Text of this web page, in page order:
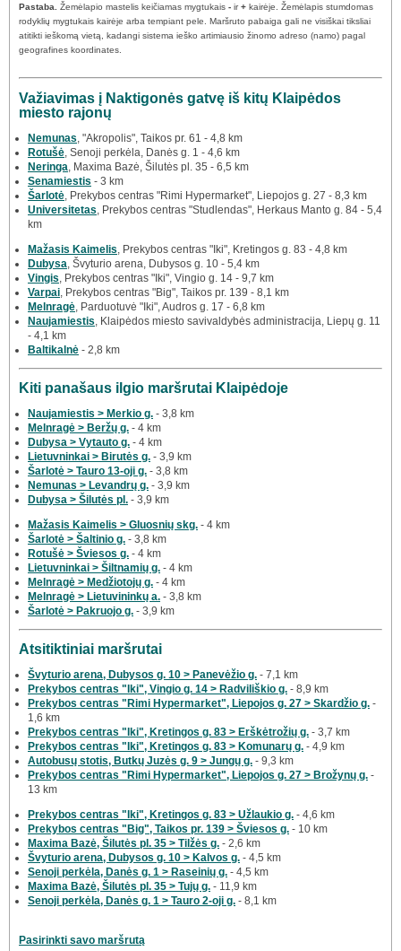
Pastaba. Žemėlapio mastelis keičiamas mygtukais - ir+ kairėje. Žemėlapis stumdomas
rodyklių mygtukais kairėje arba tempiant pele. Maršruto pabaiga gali ne visiškai tiksliai
atitikti ieškomą vietą, kadangi sistema ieško artimiausio žinomo adreso (namo) pagal
geografines koordinates.
Važiavimas į Naktigonės gatvę iš kitų Klaipėdos
miesto rajonų
Nemunas , "Akropolis", Taikos pr. 61 - 4,8 km
Rotušė , Senoji perkėla, Danės g. 1 - 4,6 km
Neringa , Maxima Bazė, Šilutės pl. 35 - 6,5 km
Senamiestis - 3 km
Šarlotė , Prekybos centras "Rimi Hypermarket", Liepojos g. 27 - 8,3 km
Universitetas , Prekybos centras "Studlendas", Herkaus Manto g. 84 - 5,4
km
Mažasis Kaimelis , Prekybos centras "Iki", Kretingos g. 83 - 4,8 km
Dubysa , Švyturio arena, Dubysos g. 10 - 5,4 km
Vingis , Prekybos centras "Iki", Vingio g. 14 - 9,7 km
Varpai , Prekybos centras "Big", Taikos pr. 139 - 8,1 km
Melnragė , Parduotuvė "Iki", Audros g. 17 - 6,8 km
Naujamiestis , Klaipėdos miesto savivaldybės administracija, Liepų g. 11
- 4,1 km
Baltikalnė - 2,8 km
Kiti panašaus ilgio maršrutai Klaipėdoje
Naujamiestis > Merkio g. - 3,8 km
Melnragė > Beržų g. - 4 km
Dubysa > Vytauto g. - 4 km
Lietuvninkai > Birutės g. - 3,9 km
Šarlotė > Tauro 13-oji g. - 3,8 km
Nemunas > Levandrų g. - 3,9 km
Dubysa > Šilutės pl. - 3,9 km
Mažasis Kaimelis > Gluosnių skg. - 4 km
Šarlotė > Šaltinio g. - 3,8 km
Rotušė > Šviesos g. - 4 km
Lietuvninkai > Šiltnamių g. - 4 km
Melnragė > Medžiotojų g. - 4 km
Melnragė > Lietuvininkų a. - 3,8 km
Šarlotė > Pakruojo g. - 3,9 km
Atsitiktiniai maršrutai
Švyturio arena, Dubysos g. 10 > Panevėžio g. - 7,1 km
Prekybos centras "Iki", Vingio g. 14 > Radviliškio g. - 8,9 km
Prekybos centras "Rimi Hypermarket", Liepojos g. 27 > Skardžio g. -
1,6 km
Prekybos centras "Iki", Kretingos g. 83 > Erškėtrožių g. - 3,7 km
Prekybos centras "Iki", Kretingos g. 83 > Komunarų g. - 4,9 km
Autobusų stotis, Butkų Juzės g. 9 > Jungų g. - 9,3 km
Prekybos centras "Rimi Hypermarket", Liepojos g. 27 > Brožynų g. -
13 km
Prekybos centras "Iki", Kretingos g. 83 > Užlaukio g. - 4,6 km
Prekybos centras "Big", Taikos pr. 139 > Šviesos g. - 10 km
Maxima Bazė, Šilutės pl. 35 > Tilžės g. - 2,6 km
Švyturio arena, Dubysos g. 10 > Kalvos g. - 4,5 km
Senoji perkėla, Danės g. 1 > Raseinių g. - 4,5 km
Maxima Bazė, Šilutės pl. 35 > Tujų g. - 11,9 km
Senoji perkėla, Danės g. 1 > Tauro 2-oji g. - 8,1 km
Pasirinkti savo maršrutą